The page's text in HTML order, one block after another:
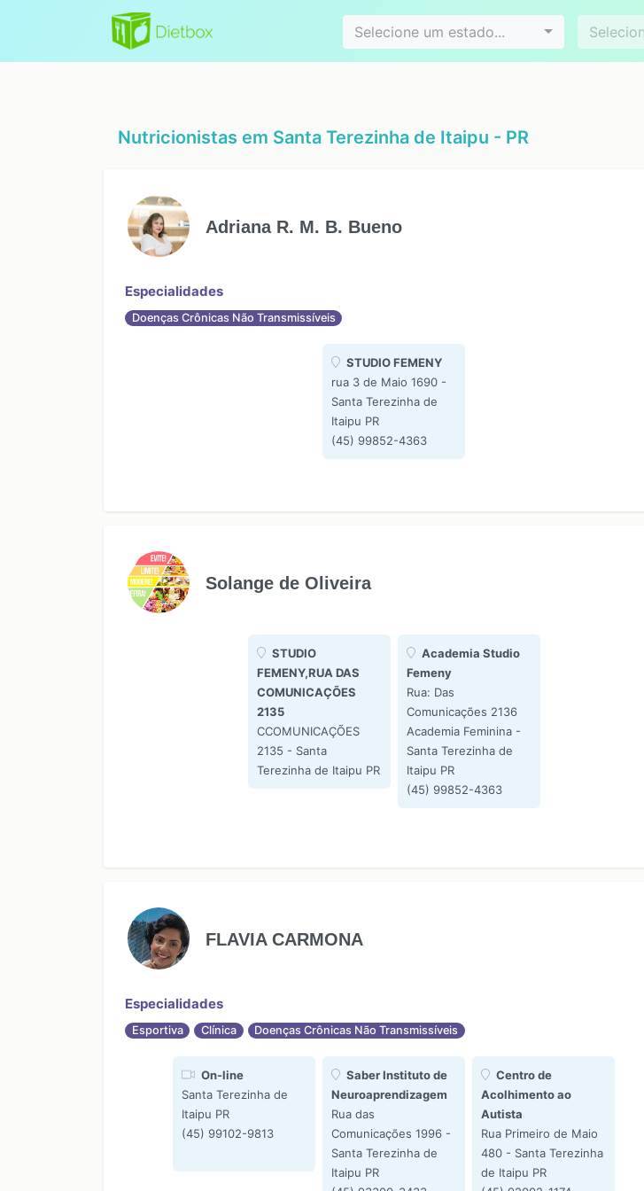
Selecione um estado...
Videoconferência
Nutricionistas em Santa Terezinha de Itaipu - PR
Adriana R. M. B. Bueno
Especialidades
Doenças Crônicas Não Transmissíveis
STUDIO FEMENY
rua 3 de Maio 1690 -
Santa Terezinha de
Itaipu PR
(45) 99852-4363
Solange de Oliveira
STUDIO
FEMENY,RUA DAS
COMUNICAÇÕES
2135
CCOMUNICAÇÕES
2135 - Santa
Terezinha de Itaipu PR
Academia Studio
Femeny
Rua: Das
Comunicações 2136
Academia Feminina -
Santa Terezinha de
Itaipu PR
(45) 99852-4363
FLAVIA CARMONA
Especialidades
Esportiva Clínica Doenças Crônicas Não Transmissíveis
On-line
Santa Terezinha de
Itaipu PR
(45) 99102-9813
Saber Instituto de
Neuroaprendizagem
Rua das
Comunicações 1996 -
Santa Terezinha de
Itaipu PR
Centro de
Acolhimento ao
Autista
Rua Primeiro de Maio
480 - Santa Terezinha
de Itaipu PR